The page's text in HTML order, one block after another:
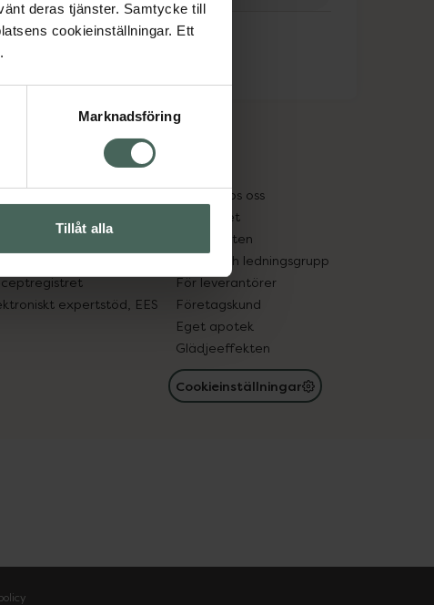
deras tjänster. Samtycke till
cookieinställningar. Ett
Marknadsföring
Tillåt alla
Teva
recept och läkemedel
in gammal medicin
expertstöd, EES
Jobba hos oss
Hållbarhet
Samarbeten
Ägare och ledningsgrupp
För leverantörer
Företagskund
Eget apotek
Glädjeeffekten
Cookieinställningar